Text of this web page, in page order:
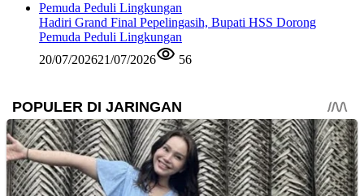
Hadiri Grand Final Pepelingasih, Bupati HSS Dorong
Pemuda Peduli Lingkungan
20/07/202621/07/2026 56